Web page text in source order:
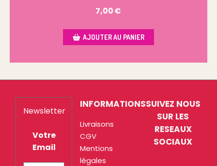
7,00€
AJOUTER AU PANIER
Newsletter
Votre
Email
INFORMATIONS
Livraisons
CGV
Mentions
légales
SUIVEZ NOUS
SUR LES
RESEAUX
SOCIAUX